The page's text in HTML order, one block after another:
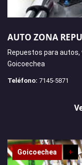
AUTO ZONA
Repuestos para autos,
Goicoechea
Teléfono: 7145-5871
Goicoechea +